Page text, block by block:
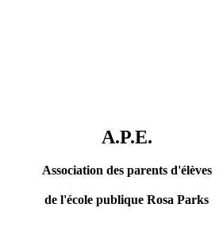
A.P.E.
Association des parents d'élèves
de l'école publique Rosa Parks